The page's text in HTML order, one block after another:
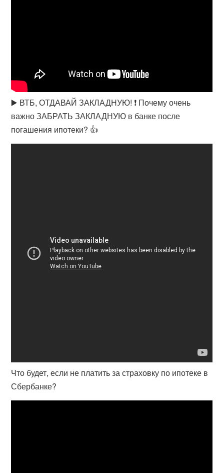
▶️ ВТБ, ОТДАВАЙ ЗАКЛАДНУЮ! ❗ Почему очень
важно ЗАБРАТЬ ЗАКЛАДНУЮ в банке после
погашения ипотеки? 👍
Что будет, если не платить за страховку по ипотеке в
Сбербанке?